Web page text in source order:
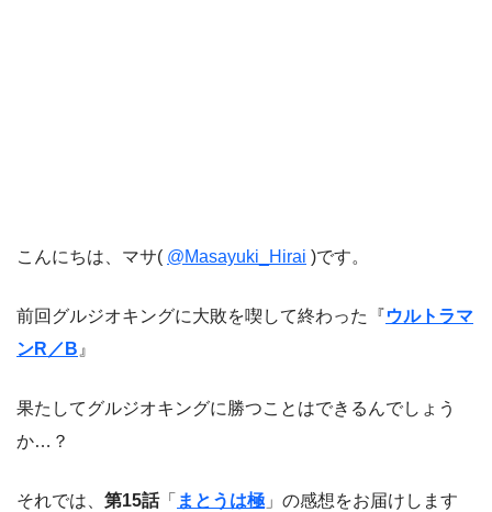
こんにちは、マサ( @Masayuki_Hirai )です。
前回グルジオキングに大敗を喫して終わった『ウルトラマ
ンR／B 』
果たしてグルジオキングに勝つことはできるんでしょう
か…？
それでは、 第15話「 まとうは極 」の感想をお届けします